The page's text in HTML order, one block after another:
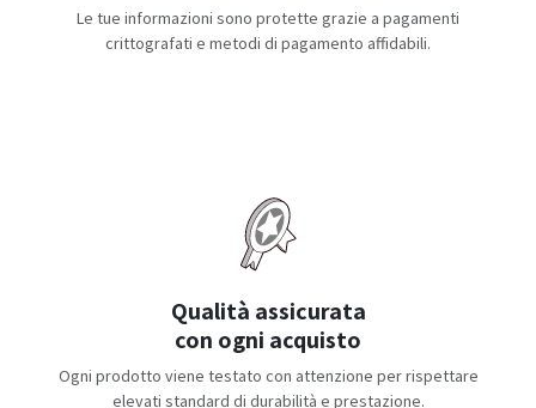
Le tue informazioni sono protette grazie a pagamenti
crittografati e metodi di pagamento affidabili.
Qualità assicurata
con ogni acquisto
Ogni prodotto viene testato con attenzione per rispettare
elevati standard di durabilità e prestazione.